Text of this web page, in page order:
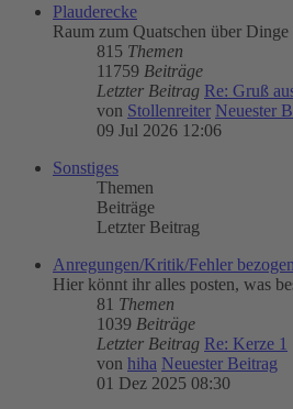
Plauderecke
Raum zum Quatschen über
815 Themen
11759 Beiträge
Letzter Beitrag Re: Gruß
von Stollenreiter Neuester
09 Jul 2026 12:06
Sonstiges
Themen
Beiträge
Letzter Beitrag
Anregungen/Kritik/Fehler
Hier könnt ihr alles posten, was
81 Themen
1039 Beiträge
Letzter Beitrag Re: Kerze 1
von hiha Neuester Beitrag
01 Dez 2025 08:30